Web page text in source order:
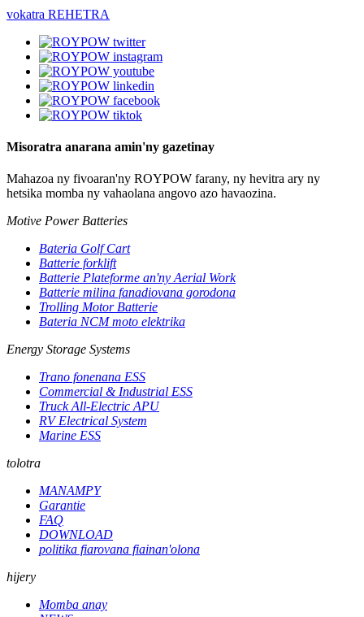
vokatra REHETRA
Misoratra anarana amin'ny gazetinay
Mahazoa ny fivoaran'ny ROYPOW farany, ny hevitra ary ny
hetsika momba ny vahaolana angovo azo havaozina.
Motive Power Batteries
Bateria Golf Cart
Batterie forklift
Batterie Plateforme an'ny Aerial Work
Batterie milina fanadiovana gorodona
Trolling Motor Batterie
Bateria NCM moto elektrika
Energy Storage Systems
Trano fonenana ESS
Commercial & Industrial ESS
Truck All-Electric APU
RV Electrical System
Marine ESS
tolotra
MANAMPY
Garantie
FAQ
DOWNLOAD
politika fiarovana fiainan'olona
hijery
Momba anay